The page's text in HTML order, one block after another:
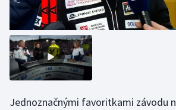
Triatlon
Veslování
Vodní slalom
Jednoznačnými favoritkami závodu